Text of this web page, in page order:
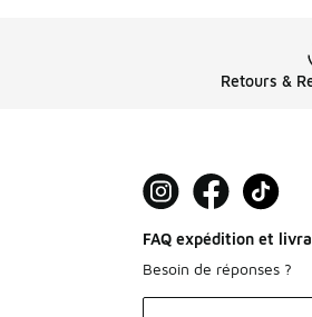
Retours &
FAQ expédition et
Besoin de réponses ?